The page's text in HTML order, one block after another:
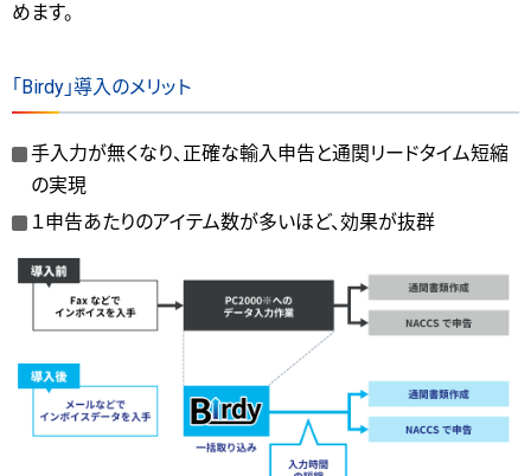
めます。
「Birdy」導入のメリット
手入力が無くなり、正確な輸入申告と通関リードタイム短縮
の実現
１申告あたりのアイテム数が多いほど、効果が抜群